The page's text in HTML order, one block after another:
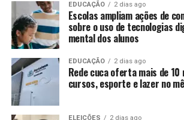
EDUCAÇÃO 2 dias ago
Escolas ampliam ações de
sobre o uso de tecnologias
mental dos alunos
EDUCAÇÃO 2 dias ago
Rede cuca oferta mais de 10
cursos, esporte e lazer no
ELEIÇÕES 2 dias ago